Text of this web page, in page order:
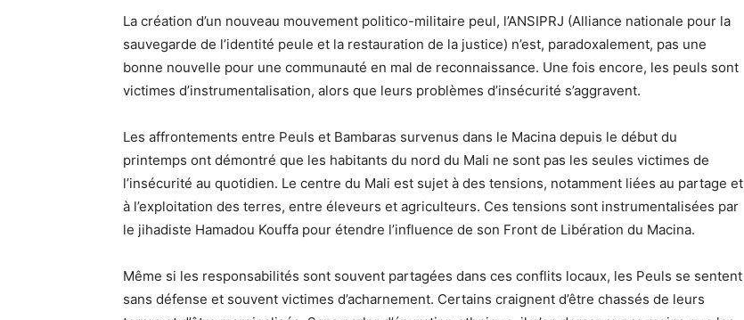
La création d’un nouveau mouvement politico-militaire peul, l’ANSIPRJ (Alliance nationale pour la
sauvegarde de l’identité peule et la restauration de la justice) n’est, paradoxalement, pas une
bonne nouvelle pour une communauté en mal de reconnaissance. Une fois encore, les peuls sont
victimes d’instrumentalisation, alors que leurs problèmes d’insécurité s’aggravent.
Les affrontements entre Peuls et Bambaras survenus dans le Macina depuis le début du
printemps ont démontré que les habitants du nord du Mali ne sont pas les seules victimes de
l’insécurité au quotidien. Le centre du Mali est sujet à des tensions, notamment liées au partage et
à l’exploitation des terres, entre éleveurs et agriculteurs. Ces tensions sont instrumentalisées par
le jihadiste Hamadou Kouffa pour étendre l’influence de son Front de Libération du Macina.
Même si les responsabilités sont souvent partagées dans ces conflits locaux, les Peuls se sentent
sans défense et souvent victimes d’acharnement. Certains craignent d’être chassés de leurs